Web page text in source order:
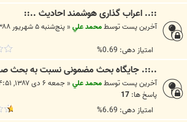
::.. اعراب گذاری هوشمند احادیث ..::
آخرین پست توسطمحمد علي« پنج‌شنبه ۵ شهریور ۱۳۸۸, ۴:۵۲ ب.ظ
امتیاز دهی: 0.69%
..::. جایگاه بحث مضمونی نسبت به بحث
آخرین پست توسطمحمد علي« جمعه ۶ دی ۱۳۸۷, ۴:۵۱ ب.ظ
پاسخ ها: 17
امتیاز دهی: 6.69%